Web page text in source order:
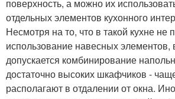
поверхность, а можно их
отдельных элементов кухонного
Несмотря на то, что в такой кухне не
использование навесных элементов,
допускается комбинирование
достаточно высоких шкафчиков -
располагают в отдалении от окна.